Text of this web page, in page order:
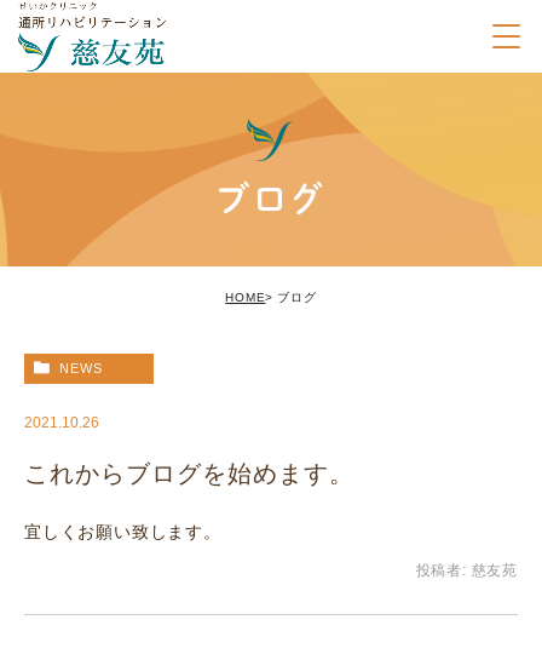
ブログ
HOME ブログ
NEWS
2021.10.26
これからブログを始めます。
宜しくお願い致します。
投稿者: 慈友苑